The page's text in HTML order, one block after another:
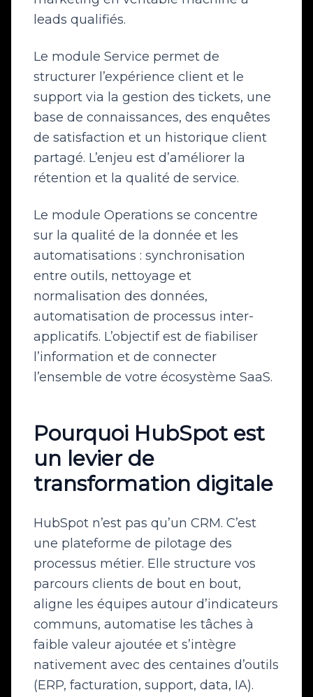
leads qualifiés.
Le module Service permet de
structurer l’expérience client et le
support via la gestion des tickets, une
base de connaissances, des enquêtes
de satisfaction et un historique client
partagé. L’enjeu est d’améliorer la
rétention et la qualité de service.
Le module Operations se concentre
sur la qualité de la donnée et les
automatisations : synchronisation
entre outils, nettoyage et
normalisation des données,
automatisation de processus inter-
applicatifs. L’objectif est de fiabiliser
l’information et de connecter
l’ensemble de votre écosystème SaaS.
Pourquoi HubSpot est
un levier de
transformation digitale
HubSpot n’est pas qu’un CRM. C’est
une plateforme de pilotage des
processus métier. Elle structure vos
parcours clients de bout en bout,
aligne les équipes autour d’indicateurs
communs, automatise les tâches à
faible valeur ajoutée et s’intègre
nativement avec des centaines d’outils
(ERP, facturation, support, data, IA).